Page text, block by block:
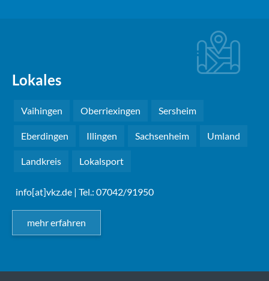
Lokales
Vaihingen Oberriexingen Sersheim
Eberdingen Illingen Sachsenheim Umland
Landkreis Lokalsport
info[at]vkz.de | Tel.: 07042/91950
mehr erfahren